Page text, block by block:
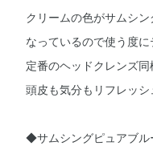
クリームの色がサムシ
なっているので使う度
定番のヘッドクレンズ同
頭皮も気分もリフレッシ
◆サムシングピュアブル